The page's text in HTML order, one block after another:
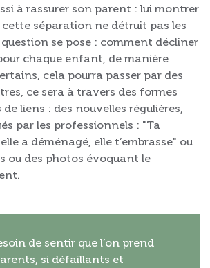
à rassurer son parent : lui montrer
cette séparation ne détruit pas les
question se pose : comment décliner
chaque enfant, de manière
cela pourra passer par des
ce sera à travers des formes
liens : des nouvelles régulières,
par les professionnels : "Ta
a déménagé, elle t’embrasse" ou
ou des photos évoquant le
de sentir que l’on prend
si défaillants et